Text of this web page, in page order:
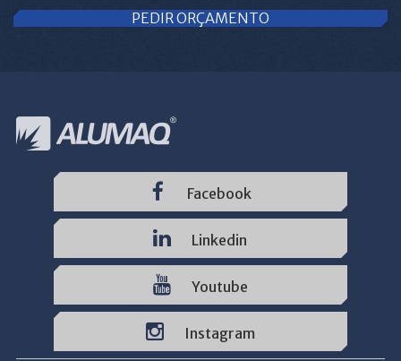
PEDIR ORÇAMENTO
Facebook
Linkedin
Youtube
Instagram